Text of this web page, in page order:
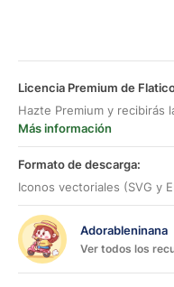
Licencia Premium de
Hazte Premium y recibirás
Más información
Formato de descarga:
Iconos vectoriales (SVG y
Adorableninana
Ver todos los